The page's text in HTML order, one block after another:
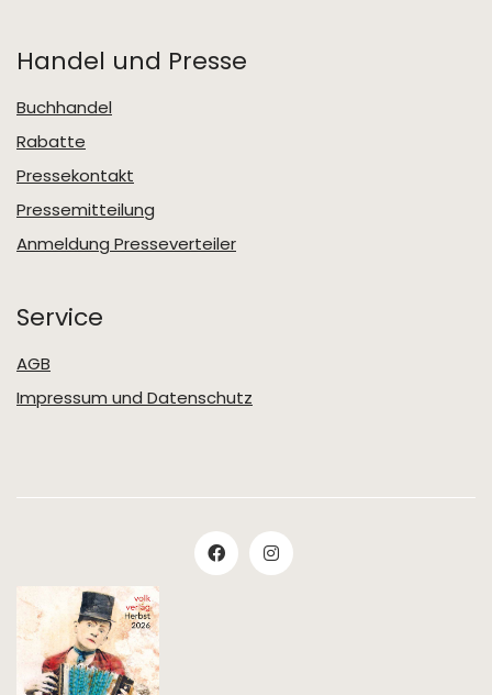
Handel und Presse
Buchhandel
Rabatte
Pressekontakt
Pressemitteilung
Anmeldung Presseverteiler
Service
AGB
Impressum und Datenschutz